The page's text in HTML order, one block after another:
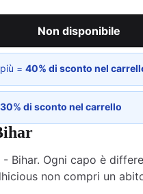
Non disponibile
= 40% di sconto nel
30% di sconto nel carrello
Bihar. Ogni capo è
non compri un